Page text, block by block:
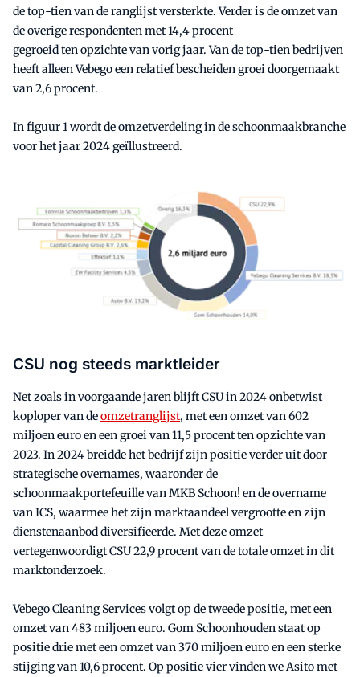
de top-tien van de ranglijst versterkte. Verder is de omzet van
de overige respondenten met 14,4 procent
gegroeid ten opzichte van vorig jaar. Van de top-tien bedrijven
heeft alleen Vebego een relatief bescheiden groei doorgemaakt
van 2,6 procent.
In figuur 1 wordt de omzetverdeling in de schoonmaakbranche
voor het jaar 2024 geïllustreerd.
CSU nog steeds marktleider
Net zoals in voorgaande jaren blijft CSU in 2024 onbetwist
koploper van deomzetranglijst, met een omzet van 602
miljoen euro en een groei van 11,5 procent ten opzichte van
2023. In 2024 breidde het bedrijf zijn positie verder uit door
strategische overnames, waaronder de
schoonmaakportefeuille van MKB Schoon! en de overname
van ICS, waarmee het zijn marktaandeel vergrootte en zijn
dienstenaanbod diversifieerde. Met deze omzet
vertegenwoordigt CSU 22,9 procent van de totale omzet in dit
marktonderzoek.
Vebego Cleaning Services volgt op de tweede positie, met een
omzet van 483 miljoen euro. Gom Schoonhouden staat op
positie drie met een omzet van 370 miljoen euro en een sterke
stijging van 10,6 procent. Op positie vier vinden we Asito met